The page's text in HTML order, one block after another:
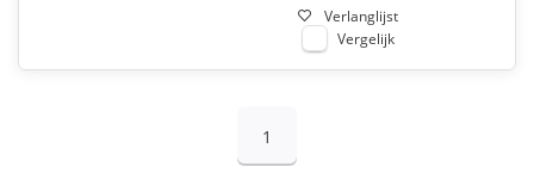
Verlanglijst
Vergelijk
1